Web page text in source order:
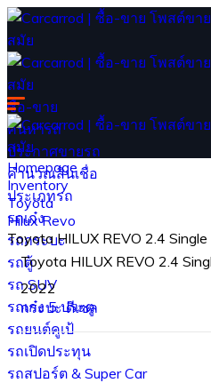
ซื้อ-ขาย
ค้นหารถ
ประกาศขายรถ
คำนวณสินเชื่อ
ประเภทรถ
รถเก๋ง
รถกระบะ
รถตู้
รถ SUV
รถเก๋ง 5 ประตู
รถยนต์คูเป้
รถเปิดประทุน
รถสปอร์ต & Super Car
Homepage
Inventory
Toyota
Hilux Revo
Toyota HILUX REVO 2.4
Toyota HILUX REVO 2.4
2022
กระบะดีเซล